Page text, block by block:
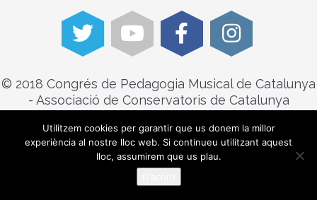
© 2018 Congrés de Pedagogia Musical de Catalunya
- Associació de Conservatoris de Catalunya
Utilitzem cookies per garantir que us donem la millor
experiència al nostre lloc web. Si continueu utilitzant aquest
lloc, assumirem que us plau.